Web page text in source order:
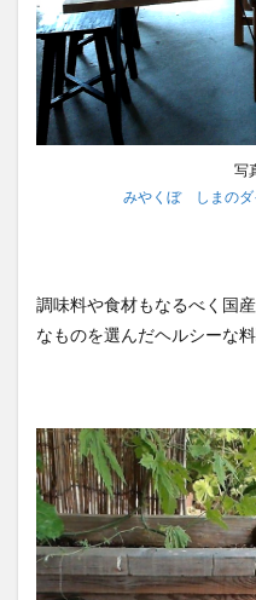
写
みやくぼ しまのダ
調味料や食材もなるべく国
なものを選んだヘルシーな